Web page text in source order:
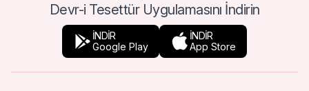
Devr-i Tesettür Uygulamasını İndirin
İNDİR
Google Play
İNDİR
App Store